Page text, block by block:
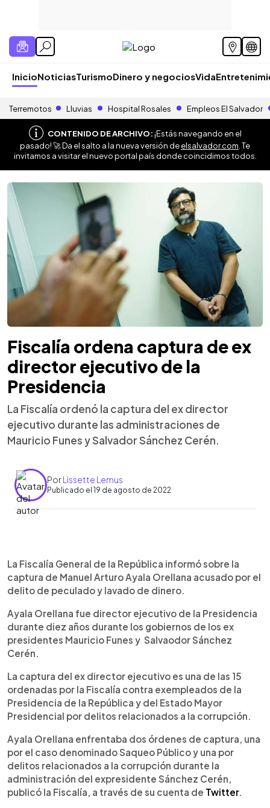
InicioNoticiasTurismoDinero y negociosVida
Terremotos Lluvias Hospital Rosales Empleos El Salvador
CONTENIDO DE ARCHIVO:¡Estás navegando en el
pasado! 🚀 Da el salto a la nueva versión deelsalvador.com . Te
invitamos a visitar el nuevo portal país donde coincidimos todos.
Fiscalía ordena captura de ex
director ejecutivo de la
Presidencia
La Fiscalía ordenó la captura del ex director
ejecutivo durante las administraciones de
Mauricio Funes y Salvador Sánchez Cerén.
PorLissette Lemus
Publicado el 19 de agosto de 2022
► Escuchar artículo
La Fiscalía General de la República informó sobre la
captura de Manuel Arturo Ayala Orellana acusado por el
delito de peculado y lavado de dinero.
Ayala Orellana fue director ejecutivo de la Presidencia
durante diez años durante los gobiernos de los ex
presidentes Mauricio Funes y Salvaodor Sánchez
Cerén.
La captura del ex director ejecutivo es una de las 15
ordenadas por la Fiscalía contra exempleados de la
Presidencia de la República y del Estado Mayor
Presidencial por delitos relacionados a la corrupción.
Ayala Orellana enfrentaba dos órdenes de captura, una
por el caso denominado Saqueo Público y una por
delitos relacionados a la corrupción durante la
administración del expresidente Sánchez Cerén,
publicó la Fiscalía, a través de su cuenta de Twitter.